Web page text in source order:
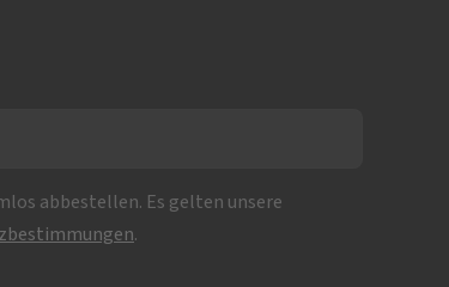
abbestellen. Es gelten unsere
.